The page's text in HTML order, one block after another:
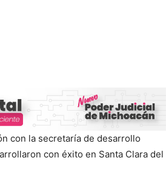
con la secretaría de desarrollo
con éxito en Santa Clara del